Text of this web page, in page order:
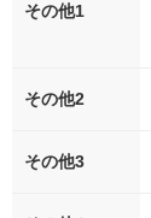
その他1
その他2
その他3